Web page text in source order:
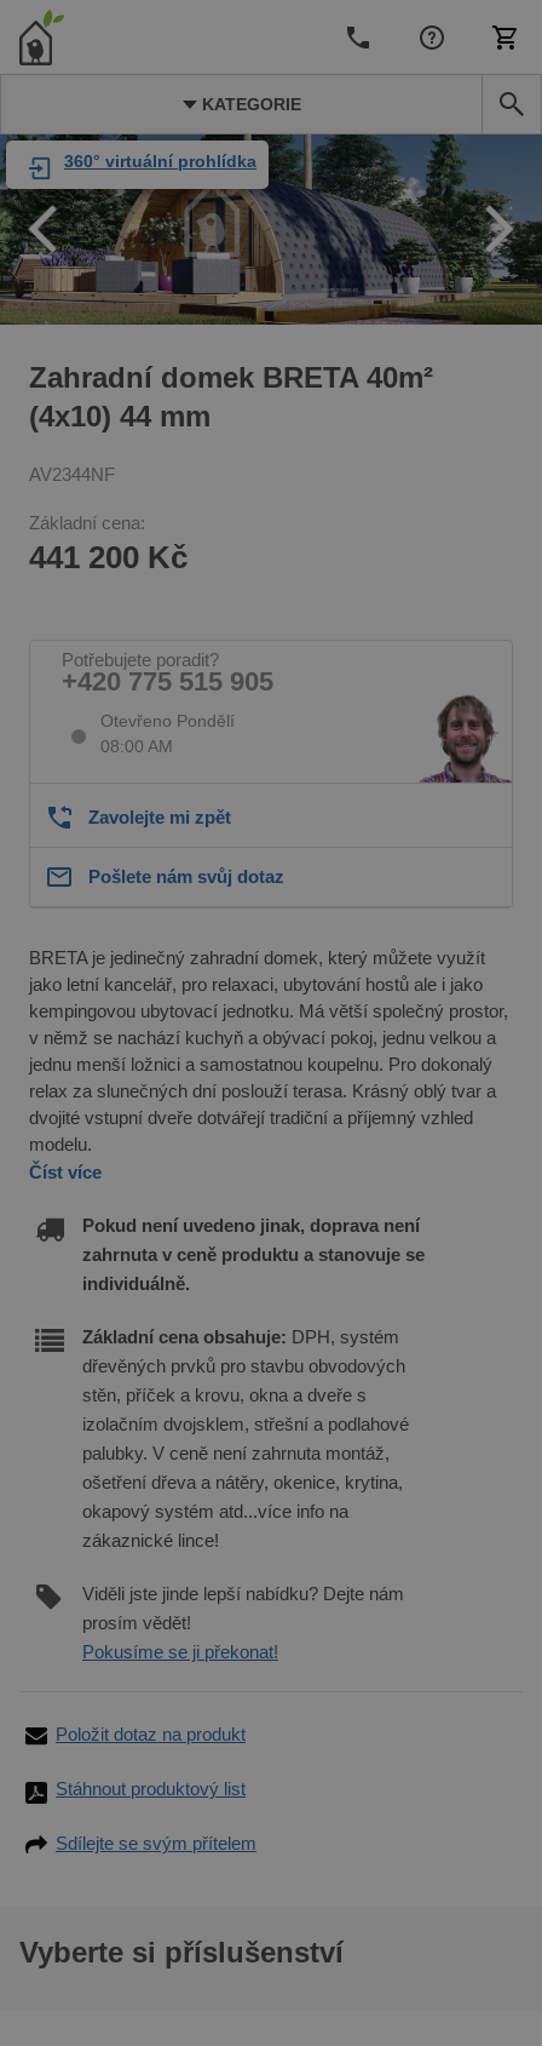
KATEGORIE
360° virtuální prohlídka
Zahradní domek BRETA 40m²
(4x10) 44 mm
AV2344NF
Základní cena:
441 200 Kč
Potřebujete poradit?
+420 775 515 905
Otevřeno Pondělí
08:00 AM
Zavolejte mi zpět
Pošlete nám svůj dotaz
BRETA je jedinečný zahradní domek, který můžete využít
jako letní kancelář, pro relaxaci, ubytování hostů ale i jako
kempingovou ubytovací jednotku. Má větší společný prostor,
v němž se nachází kuchyň a obývací pokoj, jednu velkou a
jednu menší ložnici a samostatnou koupelnu. Pro dokonalý
relax za slunečných dní poslouží terasa. Krásný oblý tvar a
dvojité vstupní dveře dotvářejí tradiční a příjemný vzhled
modelu.
Číst více
Pokud není uvedeno jinak, doprava není
zahrnuta v ceně produktu a stanovuje se
individuálně.
Základní cena obsahuje: DPH, systém
dřevěných prvků pro stavbu obvodových
stěn, příček a krovu, okna a dveře s
izolačním dvojsklem, střešní a podlahové
palubky. V ceně není zahrnuta montáž,
ošetření dřeva a nátěry, okenice, krytina,
okapový systém atd...více info na
zákaznické lince!
Viděli jste jinde lepší nabídku? Dejte nám
prosím vědět!
Pokusíme se ji překonat!
Položit dotaz na produkt
Stáhnout produktový list
Sdílejte se svým přítelem
Vyberte si příslušenství